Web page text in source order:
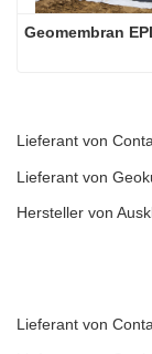
Geomembran
Lieferant von